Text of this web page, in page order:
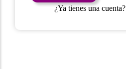
¿Ya tienes una cuenta?